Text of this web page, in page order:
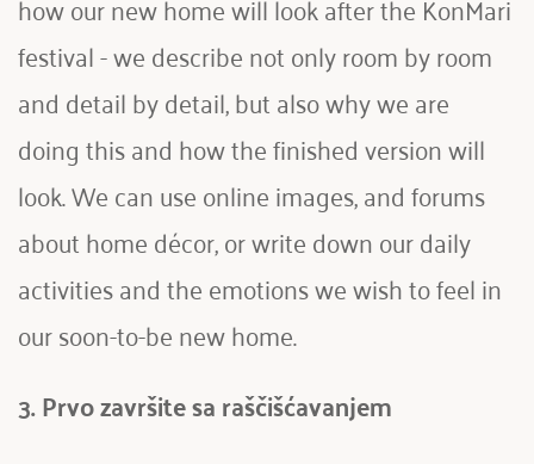
festival - we describe not only room by room
and detail by detail, but also why we are
doing this and how the finished version will
look. We can use online images, and forums
about home décor, or write down our daily
activities and the emotions we wish to feel in
our soon-to-be new home.
3. Prvo završite sa raščišćavanjem